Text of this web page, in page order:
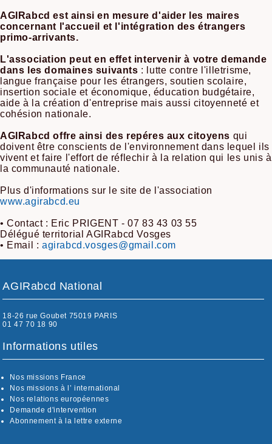
AGIRabcd est ainsi en mesure d'aider les maires
concernant l'accueil et l'intégration des étrangers
primo-arrivants.
L'association peut en effet intervenir à votre demande
dans les domaines suivants : lutte contre l'illetrisme,
langue française pour les étrangers, soutien scolaire,
insertion sociale et économique, éducation budgétaire,
aide à la création d'entreprise mais aussi citoyenneté et
cohésion nationale.
AGIRabcd offre ainsi des repéres aux citoyens qui
doivent être conscients de l'environnement dans lequel ils
vivent et faire l'effort de réflechir à la relation qui les unis à
la communauté nationale.
Plus d'informations sur le site de l'association
www.agirabcd.eu
• Contact : Eric PRIGENT - 07 83 43 03 55
Délégué territorial AGIRabcd Vosges
• Email : agirabcd.vosges@gmail.com
AGIRabcd National
18-26 rue Goubet 75019 PARIS
01 47 70 18 90
Informations utiles
Nos missions France
Nos missions à l’ international
Nos relations européennes
Demande d'intervention
Abonnement à la lettre externe